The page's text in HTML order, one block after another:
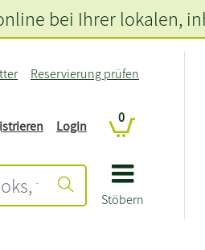
Stöbern
Reservierung prüfen
Login
0
bei Ihrer lokalen,